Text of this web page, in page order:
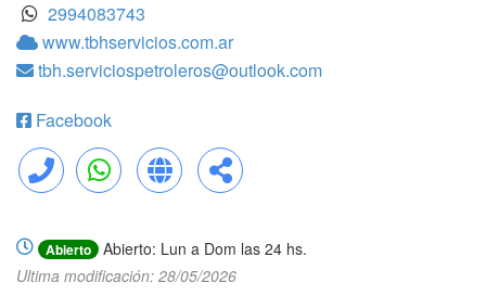
2994083743
www.tbhservicios.com.ar
tbh.serviciospetroleros@outlook.com
Facebook
Llamar WhatsApp Web Compartir
Abierto
Abierto: Lun a Dom las 24 hs.
Ultima modificación: 28/05/2026